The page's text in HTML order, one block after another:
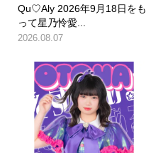
Qu♡Aly 2026年9月18日をも
って星乃怜愛...
2026.08.07